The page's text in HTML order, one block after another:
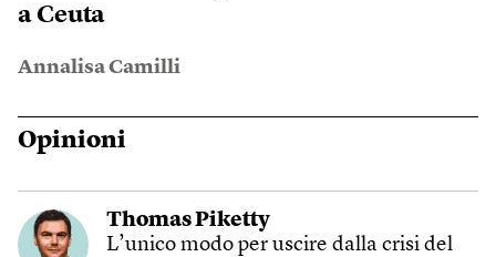
a Ceuta
Annalisa Camilli
Opinioni
Thomas Piketty
L’unico modo per uscire dalla crisi del